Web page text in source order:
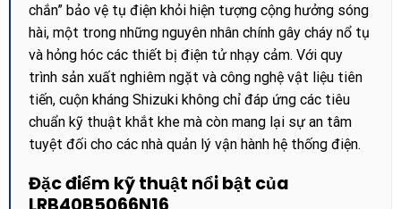
chắn” bảo vệ tụ điện khỏi hiện tượng cộng hưởng sóng
hài, một trong những nguyên nhân chính gây cháy nổ tụ
và hỏng hóc các thiết bị điện tử nhạy cảm. Với quy
trình sản xuất nghiêm ngặt và công nghệ vật liệu tiên
tiến, cuộn kháng Shizuki không chỉ đáp ứng các tiêu
chuẩn kỹ thuật khắt khe mà còn mang lại sự an tâm
tuyệt đối cho các nhà quản lý vận hành hệ thống điện.
Đặc điểm kỹ thuật nổi bật của